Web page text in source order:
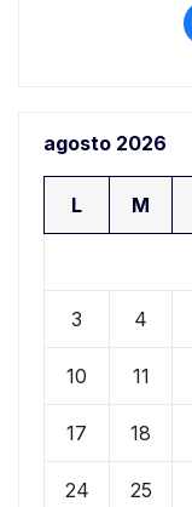
agosto 2026
L M
3 4
10 11
17 18
24 25